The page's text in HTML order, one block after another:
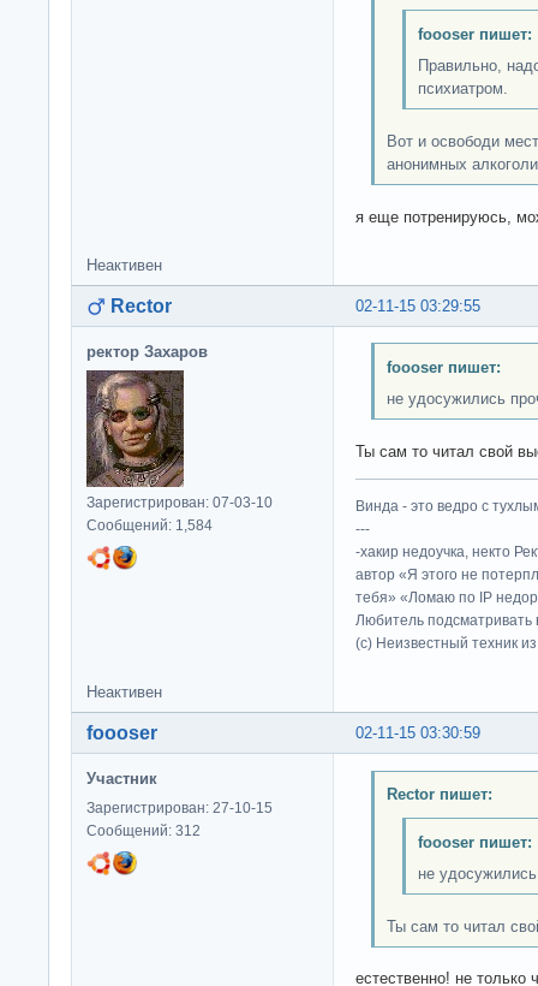
foooser пишет:
Правильно,
психиатром.
Вот и освободи
анонимных
я еще потренируюсь,
Неактивен
02-11-15 03:29:55
Rector
ректор Захаров
Зарегистрирован: 07-03-10
Сообщений: 1,584
foooser пишет:
не удосужились
Ты сам то читал свой
Винда - это ведро с
---
-хакир недоучка, некто
автор «Я этого не
тебя» «Ломаю по IP
Любитель подсматривать
(c) Неизвестный техник
Неактивен
02-11-15 03:30:59
foooser
Участник
Зарегистрирован: 27-10-15
Сообщений: 312
Rector пишет:
foooser пишет:
не
Ты сам то читал
естественно! не только